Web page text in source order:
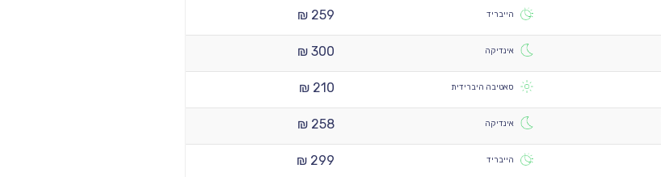
הייבריד
259 ₪
אינדיקה
300 ₪
סאטיבה היברידית
210 ₪
אינדיקה
258 ₪
הייבריד
299 ₪